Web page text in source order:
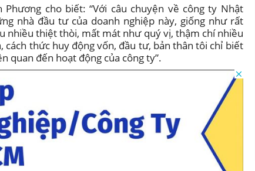
cho biết: “Với câu chuyện về công ty Nhật
nhà đầu tư của doanh nghiệp này, giống như rất
nhiều thiệt thòi, mất mát như quý vị, thậm chí nhiều
cách thức huy động vốn, đầu tư, bản thân tôi chỉ biết
quan đến hoạt động của công ty”.